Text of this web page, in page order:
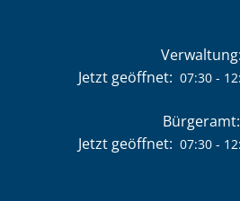
Verwaltung:
Klicken, um weitere
Jetzt geöffnet: 07:30-
Bürgeramt:
Klicken, um weitere
Jetzt geöffnet: 07:30-